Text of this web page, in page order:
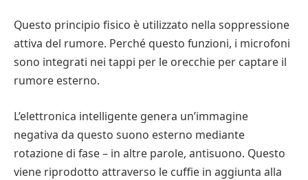
Questo principio fisico è utilizzato nella soppressione
attiva del rumore. Perché questo funzioni, i microfoni
sono integrati nei tappi per le orecchie per captare il
rumore esterno.
L’elettronica intelligente genera un’immagine
negativa da questo suono esterno mediante
rotazione di fase – in altre parole, antisuono. Questo
viene riprodotto attraverso le cuffie in aggiunta alla